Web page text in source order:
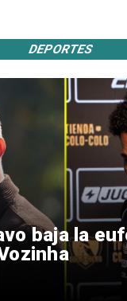
baja la
DEPORTES